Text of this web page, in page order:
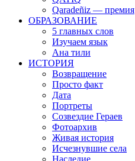
Qaradeñiz — премия
ОБРАЗОВАНИЕ
5 главных слов
Изучаем язык
Ана тили
ИСТОРИЯ
Возвращение
Просто факт
Дата
Портреты
Созвездие Гераев
Фотоархив
Живая история
Исчезнувшие села
Наследие